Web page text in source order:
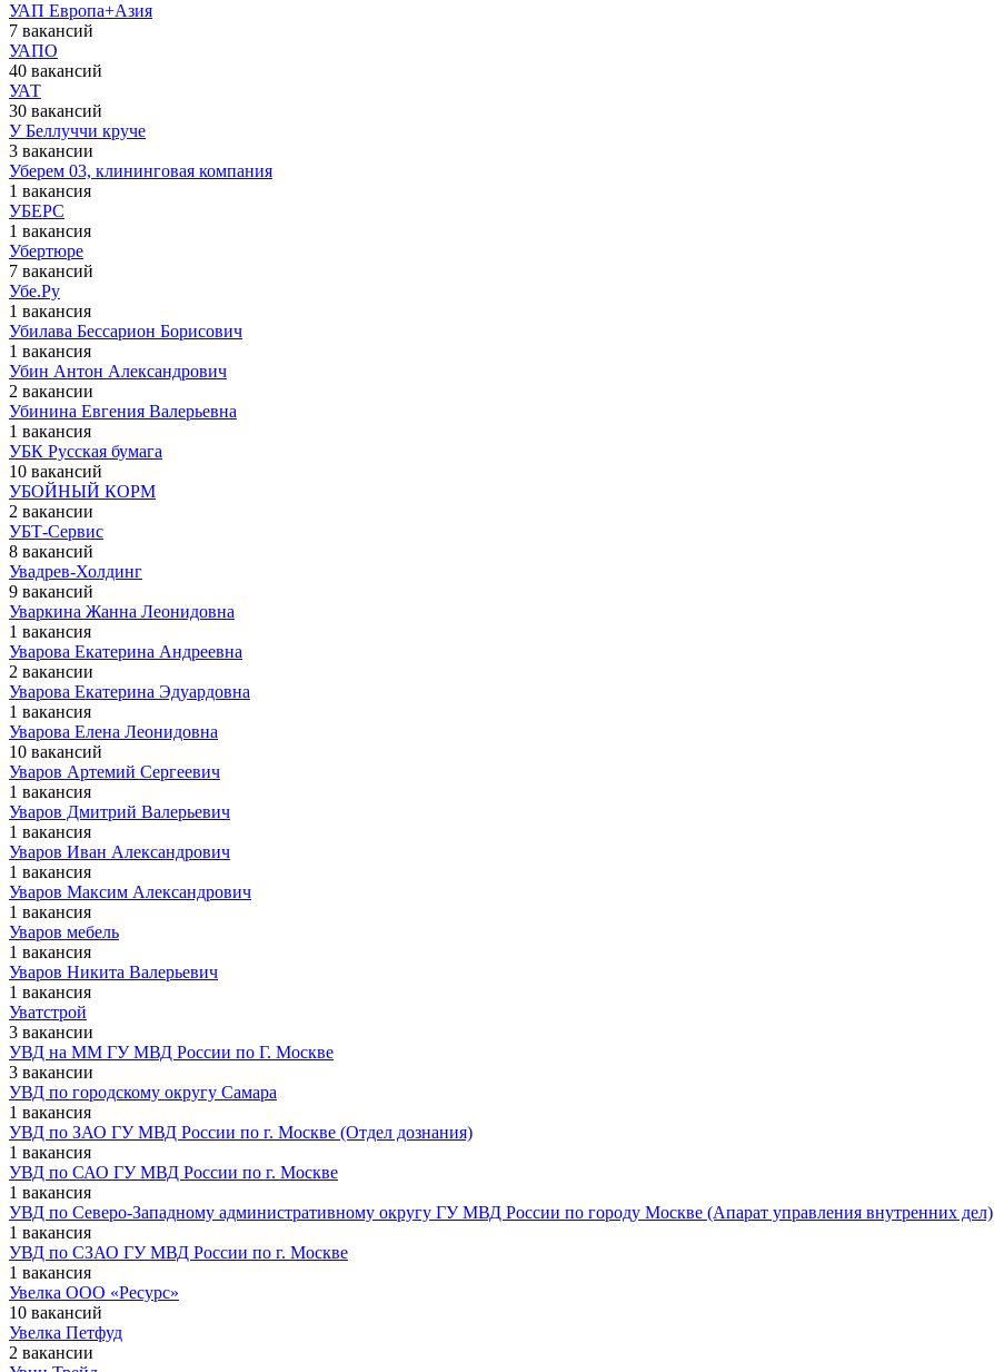
УАП Европа+Азия
7 вакансий
УАПО
40 вакансий
УАТ
30 вакансий
У Беллуччи круче
3 вакансии
Уберем 03, клининговая компания
1 вакансия
УБЕРС
1 вакансия
Убертюре
7 вакансий
Убе.Ру
1 вакансия
Убилава Бессарион Борисович
1 вакансия
Убин Антон Александрович
2 вакансии
Убинина Евгения Валерьевна
1 вакансия
УБК Русская бумага
10 вакансий
УБОЙНЫЙ КОРМ
2 вакансии
УБТ-Сервис
8 вакансий
Увадрев-Холдинг
9 вакансий
Уваркина Жанна Леонидовна
1 вакансия
Уварова Екатерина Андреевна
2 вакансии
Уварова Екатерина Эдуардовна
1 вакансия
Уварова Елена Леонидовна
10 вакансий
Уваров Артемий Сергеевич
1 вакансия
Уваров Дмитрий Валерьевич
1 вакансия
Уваров Иван Александрович
1 вакансия
Уваров Максим Александрович
1 вакансия
Уваров мебель
1 вакансия
Уваров Никита Валерьевич
1 вакансия
Уватстрой
3 вакансии
УВД на ММ ГУ МВД России по Г. Москве
3 вакансии
УВД по городскому округу Самара
1 вакансия
УВД по ЗАО ГУ МВД России по г. Москве (Отдел дознания)
1 вакансия
УВД по САО ГУ МВД России по г. Москве
1 вакансия
УВД по Северо-Западному административному округу ГУ МВД России по городу Москве (Апарат управления внутренних дел)
1 вакансия
УВД по СЗАО ГУ МВД России по г. Москве
1 вакансия
Увелка ООО «Ресурс»
10 вакансий
Увелка Петфуд
2 вакансии